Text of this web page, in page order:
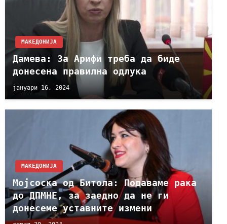
МАКЕДОНИЈА
Дамева: За Арифи треба да биде
донесена правилна одлука
јануари 16, 2024
МАКЕДОНИЈА
Мојсоска од Битола: Подаваме рака
до ДПМНЕ, за заедно да не ги
донесеме уставните измени